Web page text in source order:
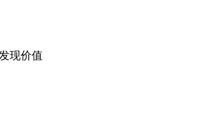
现价值